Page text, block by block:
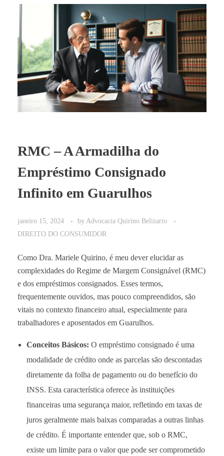
RMC – A Armadilha do
Empréstimo Consignado
Infinito em Guarulhos
janeiro 15, 2024 by Advocacia Quirino Belizario
DIREITO DO CONSUMIDOR
Como Dra. Mariele Quirino, é meu dever elucidar as
complexidades do Regime de Margem Consignável (RMC)
e dos empréstimos consignados. Esses termos,
frequentemente ouvidos, mas pouco compreendidos, são
vitais no contexto financeiro atual, especialmente para
trabalhadores e aposentados em Guarulhos.
Conceitos Básicos: O empréstimo consignado é uma
modalidade de crédito onde as parcelas são descontadas
diretamente da folha de pagamento ou do benefício do
INSS. Esta característica oferece às instituições
financeiras uma segurança maior, refletindo em taxas de
juros geralmente mais baixas comparadas a outras linhas
de crédito. É importante entender que, sob o RMC,
existe um limite para o valor que pode ser comprometido